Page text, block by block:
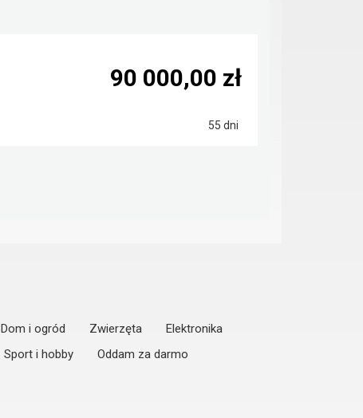
55 dni
90 000,00 zł
Dom i ogród Zwierzęta
Elektronika
Sport i hobby
Oddam za darmo